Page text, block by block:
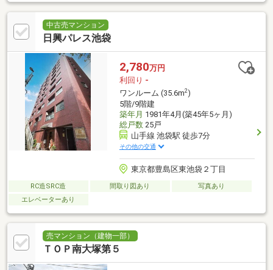
中古売マンション
日興パレス池袋
2,780万円
利回り -
ワンルーム (35.6m2)
5階/9階建
築年月 1981年4月(築45年5ヶ月)
総戸数25戸
山手線 池袋駅 徒歩7分
その他の交通
東京都豊島区東池袋２丁目
RC造SRC造 間取り図あり
写真あり
エレベーターあり
売マンション（建物一部）
ＴＯＰ南大塚第５